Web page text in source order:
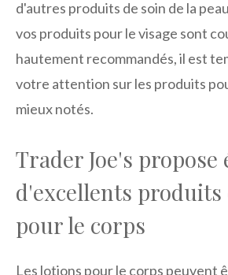
d'autres produits de soin de la
vos produits pour le visage sont
hautement recommandés, il est
votre attention sur les produits
mieux notés.
Trader Joe's propose
d'excellents produits
pour le corps
Les lotions pour le corps peuvent